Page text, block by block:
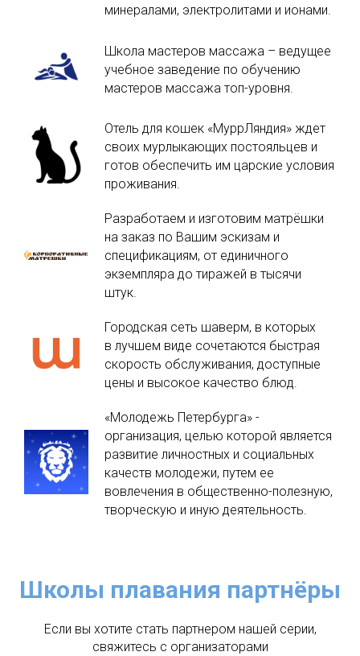
минералами, электролитами и ионами.
Школа мастеров массажа – ведущее
учебное заведение по обучению
мастеров массажа топ-уровня.
Отель для кошек «МуррЛяндия» ждет
своих мурлыкающих постояльцев и
готов обеспечить им царские условия
проживания.
Разработаем и изготовим матрёшки
на заказ по Вашим эскизам и
спецификациям, от единичного
экземпляра до тиражей в тысячи
штук.
Городская сеть шаверм, в которых
в лучшем виде сочетаются быстрая
скорость обслуживания, доступные
цены и высокое качество блюд.
«Молодежь Петербурга» -
организация, целью которой является
развитие личностных и социальных
качеств молодежи, путем ее
вовлечения в общественно-полезную,
творческую и иную деятельность.
Школы плавания партнёры
Если вы хотите стать партнером нашей серии,
свяжитесь с организаторами